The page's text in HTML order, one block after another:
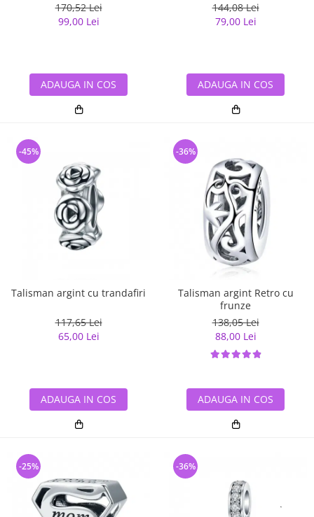
170,52 Lei
99,00 Lei
ADAUGA IN COS
144,08 Lei
79,00 Lei
ADAUGA IN COS
Talisman argint cu trandafiri
117,65 Lei
65,00 Lei
-45%
ADAUGA IN COS
Talisman argint Retro cu
frunze
138,05 Lei
88,00 Lei
-36%
ADAUGA IN COS
-25% -36%